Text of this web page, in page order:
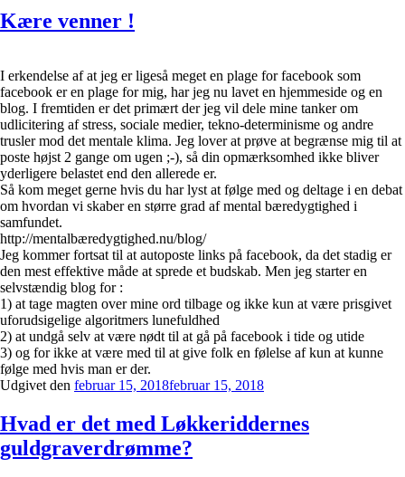
Kære venner !
I erkendelse af at jeg er ligeså meget en plage for facebook som
facebook er en plage for mig, har jeg nu lavet en hjemmeside og en
blog. I fremtiden er det primært der jeg vil dele mine tanker om
udlicitering af stress, sociale medier, tekno-determinisme og andre
trusler mod det mentale klima. Jeg lover at prøve at begrænse mig til at
poste højst 2 gange om ugen ;-), så din opmærksomhed ikke bliver
yderligere belastet end den allerede er.
Så kom meget gerne hvis du har lyst at følge med og deltage i en debat
om hvordan vi skaber en større grad af mental bæredygtighed i
samfundet.
http://mentalbæredygtighed.nu/blog/
Jeg kommer fortsat til at autoposte links på facebook, da det stadig er
den mest effektive måde at sprede et budskab. Men jeg starter en
selvstændig blog for :
1) at tage magten over mine ord tilbage og ikke kun at være prisgivet
uforudsigelige algoritmers lunefuldhed
2) at undgå selv at være nødt til at gå på facebook i tide og utide
3) og for ikke at være med til at give folk en følelse af kun at kunne
følge med hvis man er der.
Udgivet den februar 15, 2018februar 15, 2018
Hvad er det med Løkkeriddernes
guldgraverdrømme?